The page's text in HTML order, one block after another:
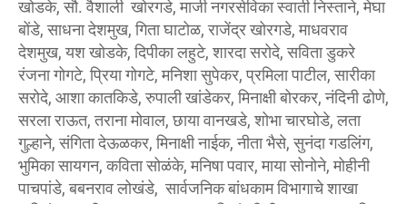
खोडके, सौ. वैशाली खोरगडे, माजी नगरसेविका स्वाती निस्ताने, मेघा
बोंडे, साधना देशमुख, गिता घाटोळ, राजेंद्र खोरगडे, माधवराव
देशमुख, यश खोडके, दिपीका लहुटे, शारदा सरोदे, सविता डुकरे
रंजना गोगटे, प्रिया गोगटे, मनिशा सुपेकर, प्रमिला पाटील, सारीका
सरोदे, आशा कातकिडे, रुपाली खांडेकर, मिनाक्षी बोरकर, नंदिनी ढोणे,
सरला राऊत, तराना मोवाल, छाया वानखडे, शोभा चारघोडे, लता
गुल्हाने, संगिता देऊळकर, मिनाक्षी नाईक, नीता भैसे, सुनंदा गडलिंग,
भुमिका सायगन, कविता सोळंके, मनिषा पवार, माया सोनोने, मोहीनी
पाचपांडे, बबनराव लोखंडे, सार्वजनिक बांधकाम विभागाचे शाखा